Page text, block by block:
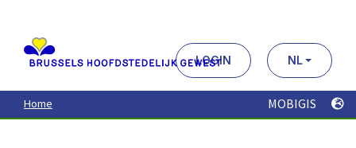
contenu
principal
LOGIN NL
Home MOBIGIS